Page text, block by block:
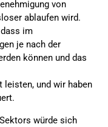
von
ablaufen wird.
im
je nach der
können und das
leisten, und wir haben
würde sich